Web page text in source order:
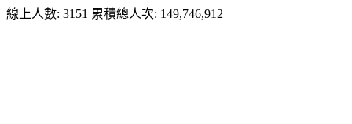
線上人數: 3151 累積總人次: 149,746,912